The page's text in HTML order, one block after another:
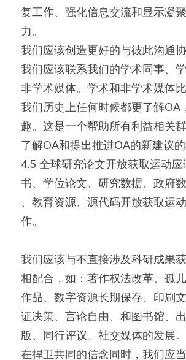
复工作、强化信息交流和显示凝聚
力。
我们应该创造更好的与彼此沟通协
我们应该联系我们的学术同事、
非学术媒体。学术和非学术媒体比
我们历史上任何时候都更了解OA
趣。这是一个帮助所有利益相关
了解OA和提出推进OA的新建议的
4.5 全球研究论文开放获取运动应
书、学位论文、研究数据、政府
、教育资源、源代码开放获取运
作。
我们应该与不直接涉及科研成果
相配合，如：著作权法改革、孤儿
作品、数字资源长期保存、印刷
证决策、言论自由、和图书馆、出
版、同行评议、社交媒体的发展。
在捍卫共同的信念同时，我们应